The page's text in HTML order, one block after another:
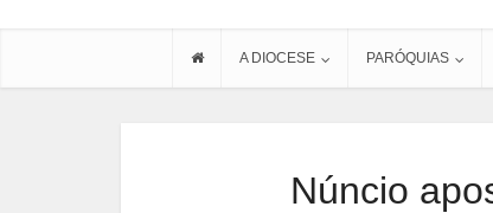
A DIOCESE PARÓQUIAS
Núncio